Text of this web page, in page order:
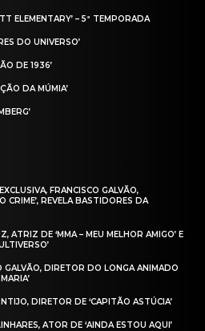
ELEMENTARY’ – 5ª TEMPORADA
DO UNIVERSO’
DE 1936’
DA MÚMIA’
FRANCISCO GALVÃO,
CRIME’, REVELA BASTIDORES DA
ATRIZ DE ‘MMA – MEU MELHOR AMIGO’ E
DIRETOR DO LONGA ANIMADO
DIRETOR DE ‘CAPITÃO ASTÚCIA’
ATOR DE ‘AINDA ESTOU AQUI’